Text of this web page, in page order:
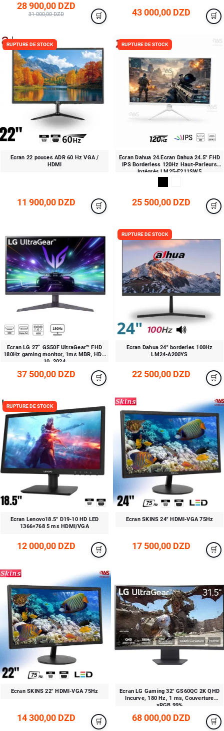
28 900,00 DZD
31 000,00 DZD 43 000,00 DZD
RUPTURE DE STOCK
Ecran 22 pouces ADR 60 Hz VGA /
HDMI
11 900,00 DZD
RUPTURE DE STOCK
Ecran Dahua 24.Ecran Dahua 24.5″ FHD
IPS Borderless 120Hz Haut-Parleurs
Intégrés LM25-E211SW5
25 500,00 DZD
Ecran LG 27” GS50F UltraGear™ FHD
180Hz gaming monitor, 1ms MBR, HDR
10, 2024
37 500,00 DZD
RUPTURE DE STOCK
Ecran Dahua 24" borderles 100Hz
LM24-A200YS
22 500,00 DZD
RUPTURE DE STOCK
Ecran Lenovo18.5" D19-10 HD LED
1366×768 5 ms HDMI/VGA
12 000,00 DZD
Ecran SKINS 24" HDMI-VGA 75Hz
17 500,00 DZD
Ecran SKINS 22" HDMI-VGA 75Hz
14 300,00 DZD
Ecran LG Gaming 32" GS60QC 2K QHD
Incurve, 180 Hz, 1 ms, Couverture
sRGB 99%
68 000,00 DZD